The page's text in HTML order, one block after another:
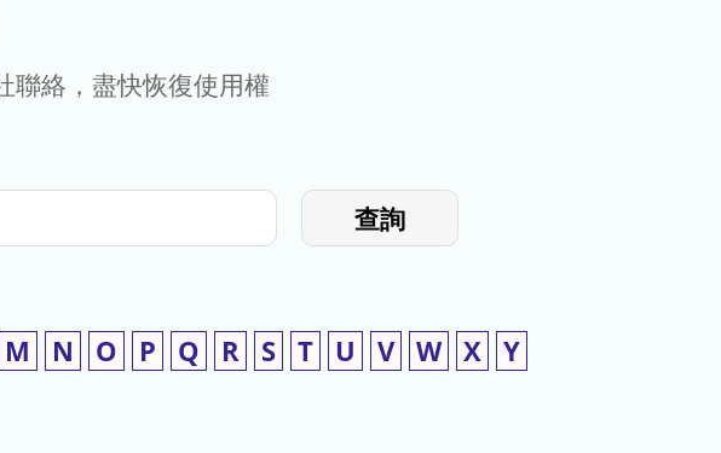
聯絡，盡快恢復使用權
查詢
M N O P Q R S T U V W X Y